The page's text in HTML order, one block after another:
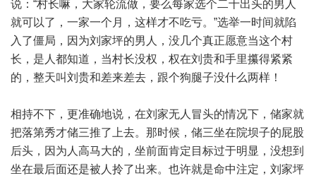
说：“村长嘛，大家轮流做，要么每家选个二十出头的男人
就可以了，一家一个月，这样才不吃亏。”选举一时间就陷
入了僵局，因为刘家坪的男人，没几个真正愿意当这个村
长，是人都知道，当村长没权，权在刘贵和手里攥得紧紧
的，整天叫刘贵和差来差去，跟个狗腿子没什么两样！
相持不下，更准确地说，在刘家无人冒头的情况下，储家就
把落第秀才储三推了上去。那时候，储三坐在院坝子的屁股
后头，因为人高马大的，坐前面肯定目标过于明显，没想到
坐在最后面还是被人拎了出来。也许就是命中注定，刘家坪